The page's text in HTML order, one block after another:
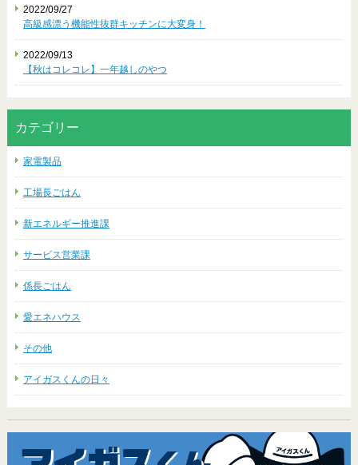
2022/09/27
高級感漂う機能性抜群キッチンに大変身！
2022/09/13
【秋はコレコレ】一年越しのやつ
カテゴリー
家電製品
工場長ごはん
新エネルギー推進課
サービス営業課
係長ごはん
愛エネハウス
その他
アイガスくんの日々